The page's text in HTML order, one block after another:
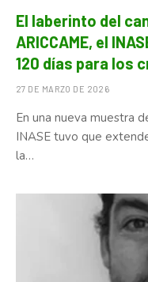
El laberinto del
ARICCAME, el
120 días para los
27 DE MARZO DE 2026
En una nueva muestra
INASE tuvo que
la…